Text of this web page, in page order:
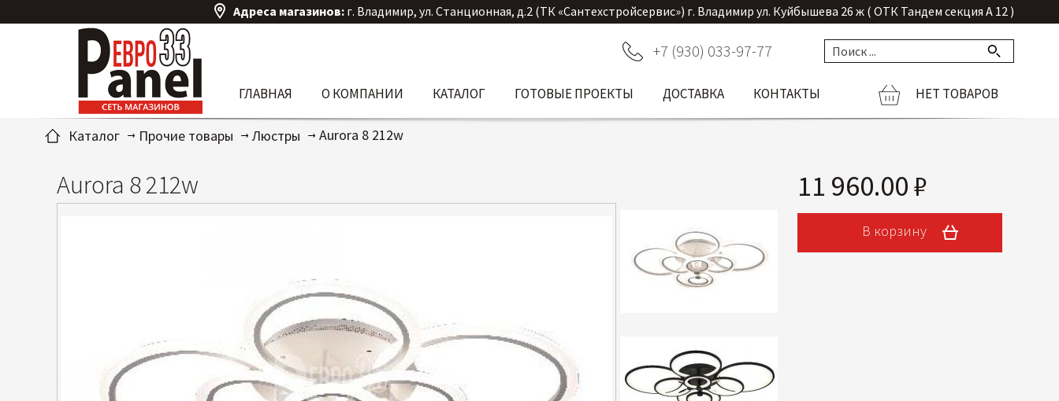
Адреса магазинов: г. Владимир, ул. Станционная, д.2 (ТК «Сантехстройсервис») г. Владимир ул. Куйбышева 26 ж ( ОТК Тандем секция А 12 )
+7 (930) 033-97-77
НЕТ ТОВАРОВ
ГЛАВНАЯ О КОМПАНИИ КАТАЛОГ ГОТОВЫЕ ПРОЕКТЫ ДОСТАВКА КОНТАКТЫ
Каталог Прочие товары Люстры Aurora 8 212w
Aurora 8 212w 11 960.00 ₽
В корзину